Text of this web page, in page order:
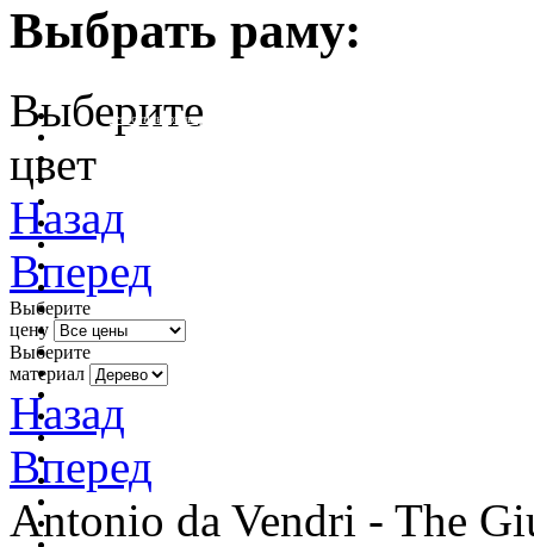
Выбрать раму:
очистить фильтр цвета
Выберите
цвет
Назад
Вперед
Выберите
цену
Выберите
материал
Назад
Вперед
Antonio da Vendri - The